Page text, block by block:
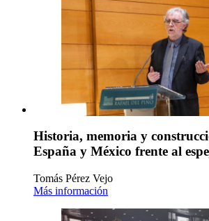
Historia, memoria y
España y México frente al
Tomás Pérez Vejo
Más información